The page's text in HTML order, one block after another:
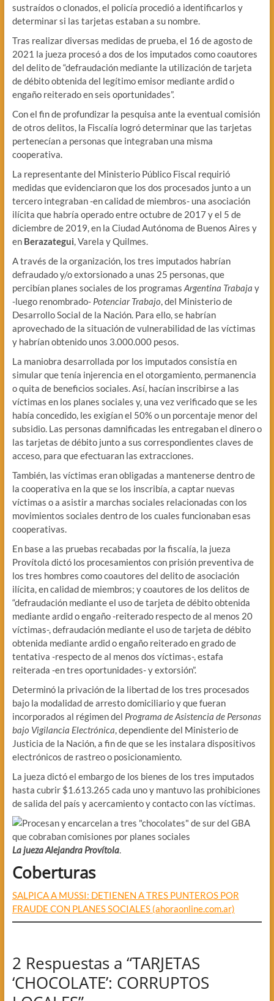
sustraídos o clonados, el policía procedió a identificarlos y
determinar si las tarjetas estaban a su nombre.
Tras realizar diversas medidas de prueba, el 16 de agosto de
2021 la jueza procesó a dos de los imputados como coautores
del delito de “defraudación mediante la utilización de tarjeta
de débito obtenida del legítimo emisor mediante ardid o
engaño reiterado en seis oportunidades”.
Con el fin de profundizar la pesquisa ante la eventual comisión
de otros delitos, la Fiscalía logró determinar que las tarjetas
pertenecían a personas que integraban una misma
cooperativa.
La representante del Ministerio Público Fiscal requirió
medidas que evidenciaron que los dos procesados junto a un
tercero integraban -en calidad de miembros- una asociación
ilícita que habría operado entre octubre de 2017 y el 5 de
diciembre de 2019, en la Ciudad Autónoma de Buenos Aires y
en Berazategui, Varela y Quilmes.
A través de la organización, los tres imputados habrían
defraudado y/o extorsionado a unas 25 personas, que
percibían planes sociales de los programas Argentina Trabaja y
-luego renombrado- Potenciar Trabajo, del Ministerio de
Desarrollo Social de la Nación. Para ello, se habrían
aprovechado de la situación de vulnerabilidad de las víctimas
y habrían obtenido unos 3.000.000 pesos.
La maniobra desarrollada por los imputados consistía en
simular que tenía injerencia en el otorgamiento, permanencia
o quita de beneficios sociales. Así, hacían inscribirse a las
víctimas en los planes sociales y, una vez verificado que se les
había concedido, les exigían el 50% o un porcentaje menor del
subsidio. Las personas damnificadas les entregaban el dinero o
las tarjetas de débito junto a sus correspondientes claves de
acceso, para que efectuaran las extracciones.
También, las víctimas eran obligadas a mantenerse dentro de
la cooperativa en la que se los inscribía, a captar nuevas
víctimas o a asistir a marchas sociales relacionadas con los
movimientos sociales dentro de los cuales funcionaban esas
cooperativas.
En base a las pruebas recabadas por la fiscalía, la jueza
Provítola dictó los procesamientos con prisión preventiva de
los tres hombres como coautores del delito de asociación
ilícita, en calidad de miembros; y coautores de los delitos de
“defraudación mediante el uso de tarjeta de débito obtenida
mediante ardid o engaño -reiterado respecto de al menos 20
víctimas-, defraudación mediante el uso de tarjeta de débito
obtenida mediante ardid o engaño reiterado en grado de
tentativa -respecto de al menos dos víctimas-, estafa
reiterada -en tres oportunidades- y extorsión”.
Determinó la privación de la libertad de los tres procesados
bajo la modalidad de arresto domiciliario y que fueran
incorporados al régimen del Programa de Asistencia de Personas
bajo Vigilancia Electrónica, dependiente del Ministerio de
Justicia de la Nación, a fin de que se les instalara dispositivos
electrónicos de rastreo o posicionamiento.
La jueza dictó el embargo de los bienes de los tres imputados
hasta cubrir $1.613.265 cada uno y mantuvo las prohibiciones
de salida del país y acercamiento y contacto con las víctimas.
La jueza Alejandra Provítola.
Coberturas
SALPICA A MUSSI: DETIENEN A TRES PUNTEROS POR
FRAUDE CON PLANES SOCIALES (ahoraonline.com.ar)
2 Respuestas a “TARJETAS
‘CHOCOLATE’: CORRUPTOS